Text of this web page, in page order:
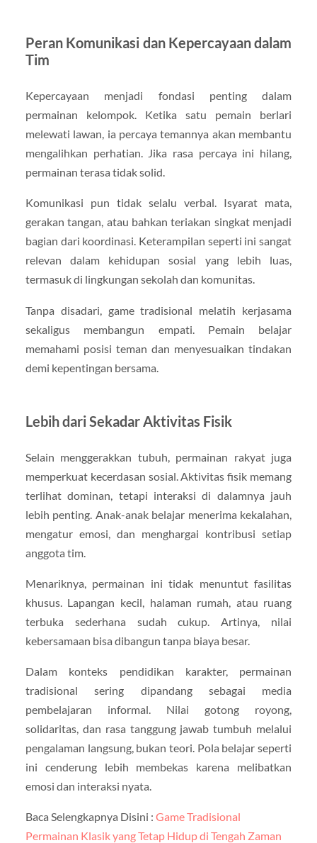
Peran Komunikasi dan Kepercayaan dalam
Tim
Kepercayaan menjadi fondasi penting dalam
permainan kelompok. Ketika satu pemain berlari
melewati lawan, ia percaya temannya akan membantu
mengalihkan perhatian. Jika rasa percaya ini hilang,
permainan terasa tidak solid.
Komunikasi pun tidak selalu verbal. Isyarat mata,
gerakan tangan, atau bahkan teriakan singkat menjadi
bagian dari koordinasi. Keterampilan seperti ini sangat
relevan dalam kehidupan sosial yang lebih luas,
termasuk di lingkungan sekolah dan komunitas.
Tanpa disadari, game tradisional melatih kerjasama
sekaligus membangun empati. Pemain belajar
memahami posisi teman dan menyesuaikan tindakan
demi kepentingan bersama.
Lebih dari Sekadar Aktivitas Fisik
Selain menggerakkan tubuh, permainan rakyat juga
memperkuat kecerdasan sosial. Aktivitas fisik memang
terlihat dominan, tetapi interaksi di dalamnya jauh
lebih penting. Anak-anak belajar menerima kekalahan,
mengatur emosi, dan menghargai kontribusi setiap
anggota tim.
Menariknya, permainan ini tidak menuntut fasilitas
khusus. Lapangan kecil, halaman rumah, atau ruang
terbuka sederhana sudah cukup. Artinya, nilai
kebersamaan bisa dibangun tanpa biaya besar.
Dalam konteks pendidikan karakter, permainan
tradisional sering dipandang sebagai media
pembelajaran informal. Nilai gotong royong,
solidaritas, dan rasa tanggung jawab tumbuh melalui
pengalaman langsung, bukan teori. Pola belajar seperti
ini cenderung lebih membekas karena melibatkan
emosi dan interaksi nyata.
Baca Selengkapnya Disini : Game Tradisional
Permainan Klasik yang Tetap Hidup di Tengah Zaman